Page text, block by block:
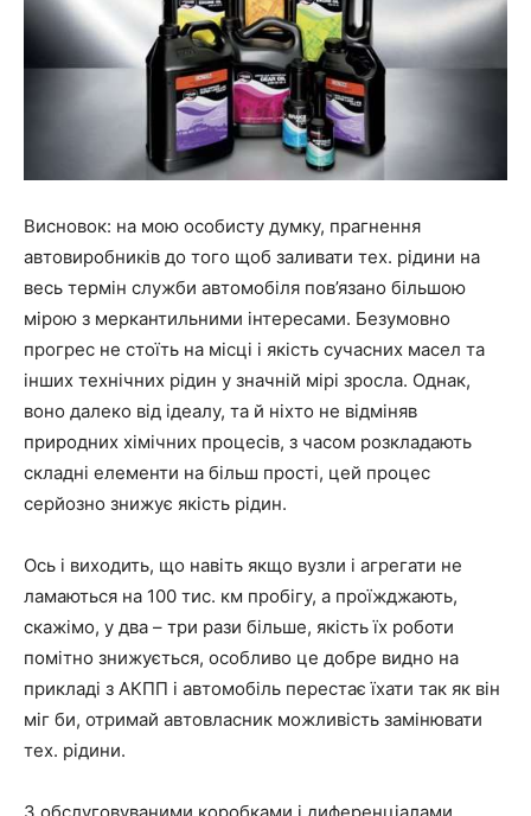
Висновок: на мою особисту думку, прагнення
автовиробників до того щоб заливати тех. рідини на
весь термін служби автомобіля пов’язано більшою
мірою з меркантильними інтересами. Безумовно
прогрес не стоїть на місці і якість сучасних масел та
інших технічних рідин у значній мірі зросла. Однак,
воно далеко від ідеалу, та й ніхто не відміняв
природних хімічних процесів, з часом розкладають
складні елементи на більш прості, цей процес
серйозно знижує якість рідин.
Ось і виходить, що навіть якщо вузли і агрегати не
ламаються на 100 тис. км пробігу, а проїжджають,
скажімо, у два – три рази більше, якість їх роботи
помітно знижується, особливо це добре видно на
прикладі з АКПП і автомобіль перестає їхати так як він
міг би, отримай автовласник можливість замінювати
тех. рідини.
З обслуговуваними коробками і диференціалами